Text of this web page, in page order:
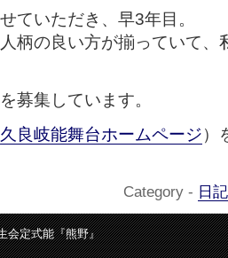
ていただき、早3年目。
柄の良い方が揃っていて、
募集しています。
久良岐能舞台ホームページ）
Category - 日記
会定式能『熊野』